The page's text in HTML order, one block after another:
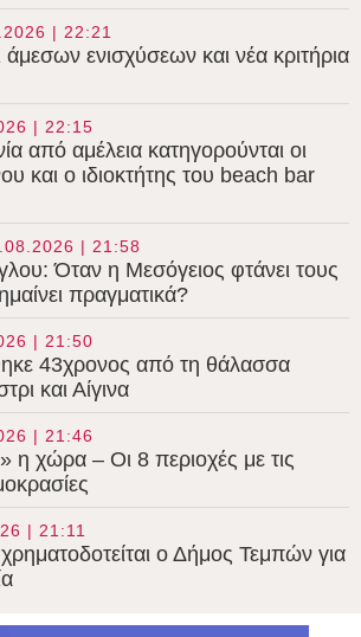
| 22:21
ενισχύσεων και νέα κριτήρια
| 22:15
από αμέλεια κατηγορούνται οι
και ο ιδιοκτήτης του beach bar
| 21:58
Όταν η Μεσόγειος φτάνει τους
πραγματικά?
| 21:50
43χρονος από τη θάλασσα
και Αίγινα
| 21:46
χώρα – Οι 8 περιοχές με τις
| 21:11
ο Δήμος Τεμπών για